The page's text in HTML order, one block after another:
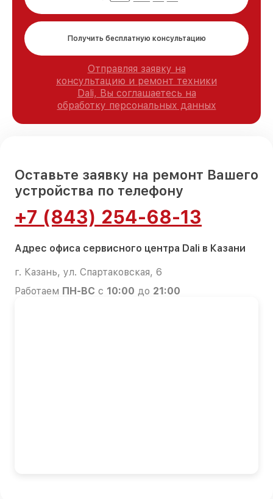
Получить бесплатную консультацию
Отправляя заявку на
консультацию и ремонт техники
Dali, Вы соглашаетесь на
обработку персональных данных
Оставьте заявку на ремонт Вашего
устройства по телефону
+7 (843) 254-68-13
Адрес офиса сервисного центра Dali в Казани
г. Казань, ул. Спартаковская, 6
Работаем ПН-ВС с 10:00 до 21:00